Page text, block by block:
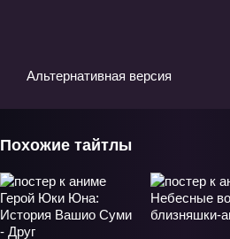
Альтернативная версия
Похожие тайтлы